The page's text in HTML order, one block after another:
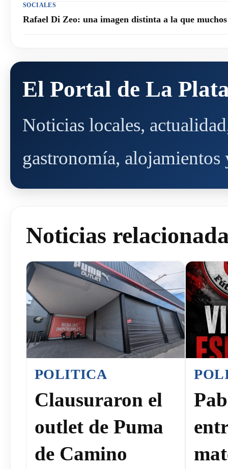
SOCIALES
Rafael Di Zeo: una imagen distinta a la que
El Portal de La
Noticias locales,
gastronomía,
Noticias
POLITICA
Clausuraron el
outlet de Puma
de Camino